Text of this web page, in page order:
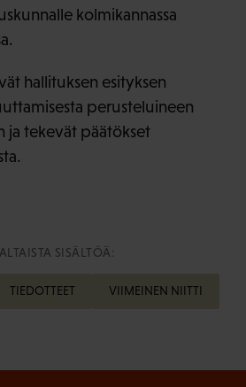
kolmikannassa
hallituksen esityksen
perusteluineen
ja tekevät päätökset
SISÄLTÖÄ:
TIEDOTTEET VIIMEINEN NIITTI